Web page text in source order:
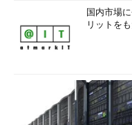
国内市場
リットを